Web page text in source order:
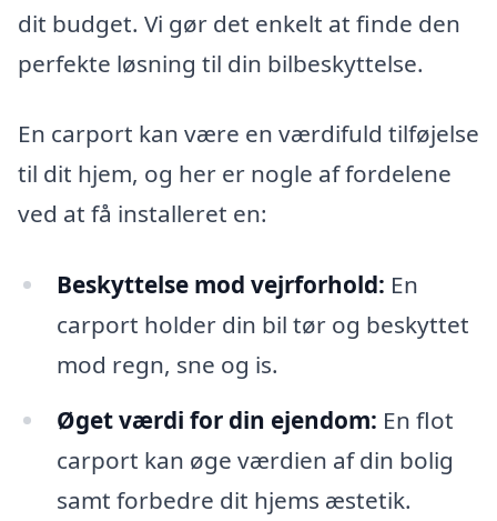
dit budget. Vi gør det enkelt at finde den
perfekte løsning til din bilbeskyttelse.
En carport kan være en værdifuld tilføjelse
til dit hjem, og her er nogle af fordelene
ved at få installeret en:
Beskyttelse mod vejrforhold: En
carport holder din bil tør og beskyttet
mod regn, sne og is.
Øget værdi for din ejendom: En flot
carport kan øge værdien af din bolig
samt forbedre dit hjems æstetik.